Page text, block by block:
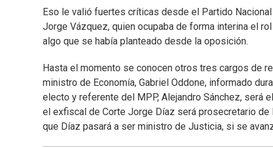
Eso le valió fuertes críticas desde el Partido
Jorge Vázquez, quien ocupaba de forma interina el
algo que se había planteado desde la oposición.
Hasta el momento se conocen otros tres cargos de
ministro de Economía, Gabriel Oddone, informado
electo y referente del MPP, Alejandro Sánchez, será
el exfiscal de Corte Jorge Díaz será prosecretario
que Díaz pasará a ser ministro de Justicia, si se